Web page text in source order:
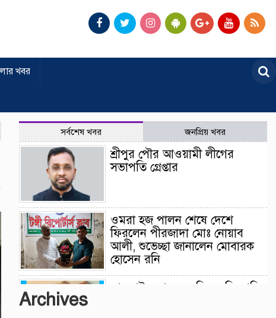
খবর
সর্বশেষ খবর জনপ্রিয় খবর
শ্রীপুর পৌর আওয়ামী লীগের
সভাপতি গ্রেপ্তার
ওমরা হজ পালন শেষে দেশে
ফিরলেন পীরজাদা মোঃ নোয়াব
আলী, শুভেচ্ছা জানালেন মোবারক
হোসেন রনি
লামকাইন জামে মসজিদ মুন্সি ছাবির
Archives